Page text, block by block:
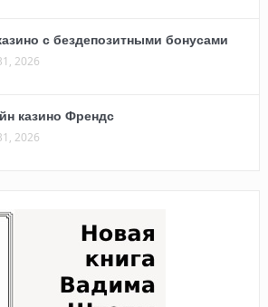
с бездепозитными бонусами
2026
казино Френдс
2026